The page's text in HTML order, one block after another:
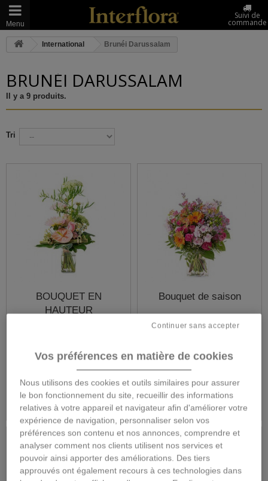
Menu
Suivi de
commande
International Brunéi Darussalam
BRUNÉI DARUSSALAM
Il y a 9 produits.
Tri
BOUQUET EN
HAUTEUR
65,00 €
Détails
Bouquet de saison
65,00 €
Détails
Vos préférences en matière de cookies
Nous utilisons des cookies et outils similaires pour assurer
le bon fonctionnement du site, recueillir des informations
relatives à votre appareil et navigateur afin d'améliorer votre
expérience de navigation, personnaliser selon vos
préférences son contenu et nos annonces, comprendre et
analyser comment nos clients utilisent nos services et
pouvoir ainsi apporter des améliorations. Des tiers
approuvés ont également recours à ces technologies dans
Continuer sans accepter